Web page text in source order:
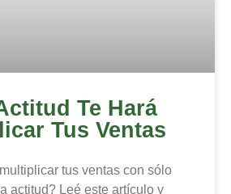
Te Hará
Tus Ventas
tus ventas con sólo
actitud? Leé este artículo y